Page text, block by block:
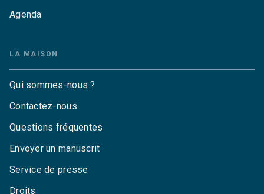
Agenda
LA MAISON
Qui sommes-nous ?
Contactez-nous
Questions fréquentes
Envoyer un manuscrit
Service de presse
Droits